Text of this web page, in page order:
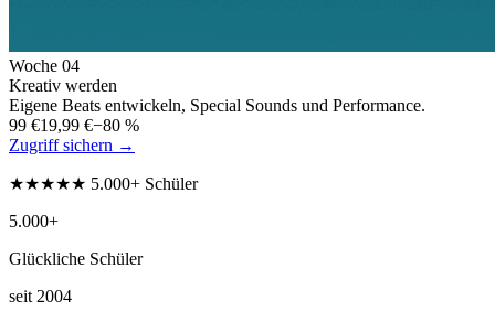
Woche 04
Kreativ werden
Eigene Beats entwickeln, Special Sounds und Performance.
99 €19,99 €−80 %
Zugriff sichern →
★★★★★ 5.000+ Schüler
5.000+
Glückliche Schüler
seit 2004